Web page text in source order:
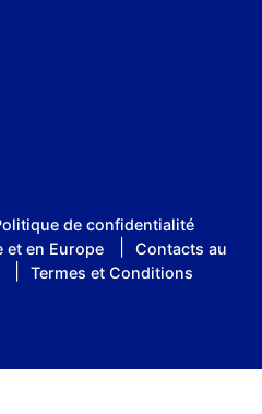
de confidentialité
et en Europe
Contacts au
Termes et Conditions